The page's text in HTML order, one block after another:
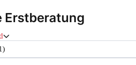
Erstberatung